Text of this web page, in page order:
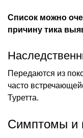
Список можно
причину тика
Передаются из
часто
Туретта.
Симптомы и